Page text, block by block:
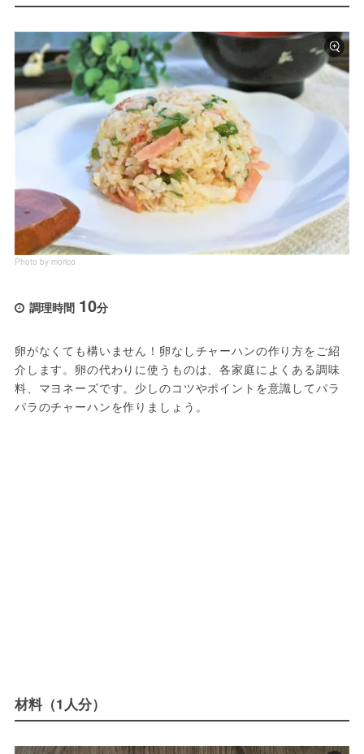
Photo by morico
調理時間 10分
卵がなくても構いません！卵なしチャーハンの作り方をご紹
介します。卵の代わりに使うものは、各家庭によくある調味
料、マヨネーズです。少しのコツやポイントを意識してパラ
パラのチャーハンを作りましょう。
材料（1人分）